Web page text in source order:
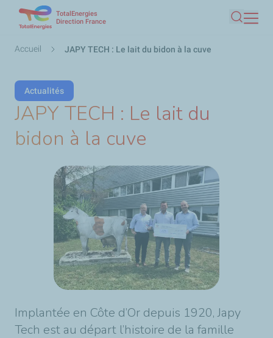
contenu
TotalEnergies
Direction France
Fil
Accueil JAPY TECH : Le lait du bidon à la cuve
Actualités
JAPY TECH : Le lait du
bidon à la cuve
Implantée en Côte d’Or depuis 1920, Japy
Tech est au départ l’histoire de la famille